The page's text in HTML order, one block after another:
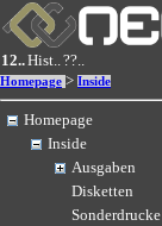
12..Hist..??..
Homepage > Inside
Homepage
Inside
Ausgaben
Disketten
Sonderdrucke